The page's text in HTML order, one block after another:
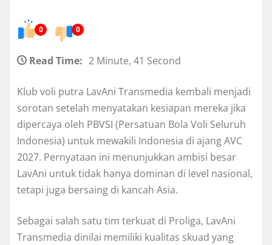
0 0
Read Time: 2 Minute, 41 Second
Klub voli putra LavAni Transmedia kembali menjadi
sorotan setelah menyatakan kesiapan mereka jika
dipercaya oleh PBVSI (Persatuan Bola Voli Seluruh
Indonesia) untuk mewakili Indonesia di ajang AVC
2027. Pernyataan ini menunjukkan ambisi besar
LavAni untuk tidak hanya dominan di level nasional,
tetapi juga bersaing di kancah Asia.
Sebagai salah satu tim terkuat di Proliga, LavAni
Transmedia dinilai memiliki kualitas skuad yang